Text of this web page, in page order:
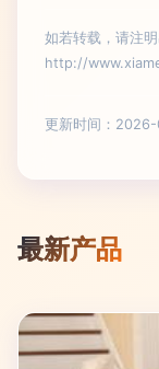
如若转载，请注明
http://
更新时间：
最新产品